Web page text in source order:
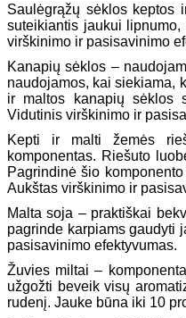
Saulėgrąžų sėklos keptos
suteikiantis jaukui
virškinimo ir pasisavinimo
Kanapių sėklos –
naudojamos, kai siekiama,
ir maltos kanapių sėklos
Vidutinis virškinimo ir
Kepti ir malti žemės
komponentas. Riešuto
Pagrindinė šio
Aukštas virškinimo ir
Malta soja – praktiškai
pagrinde karpiams gaudyti
pasisavinimo efektyvumas.
Žuvies miltai –
užgožti beveik visų
rudenį. Jauke būna iki 10